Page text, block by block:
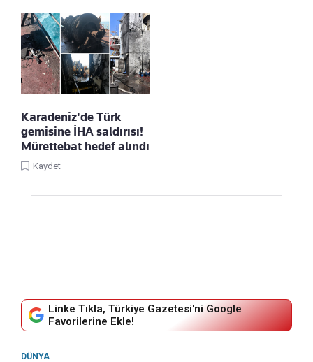
Karadeniz'de Türk
gemisine İHA saldırısı!
Mürettebat hedef alındı
Kaydet
Linke Tıkla, Türkiye Gazetesi'ni Google
Favorilerine Ekle!
DÜNYA